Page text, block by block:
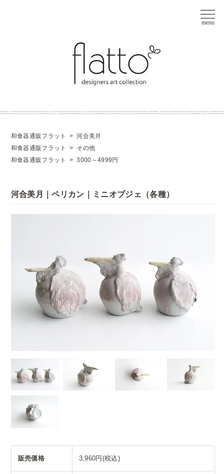
和食器通販フラット >河合美月
和食器通販フラット
> その他
和食器通販フラット
>3000～4999円
河合美月｜ペリカン｜ミニオブジェ（各種）
販売価格 3,960円(税込)